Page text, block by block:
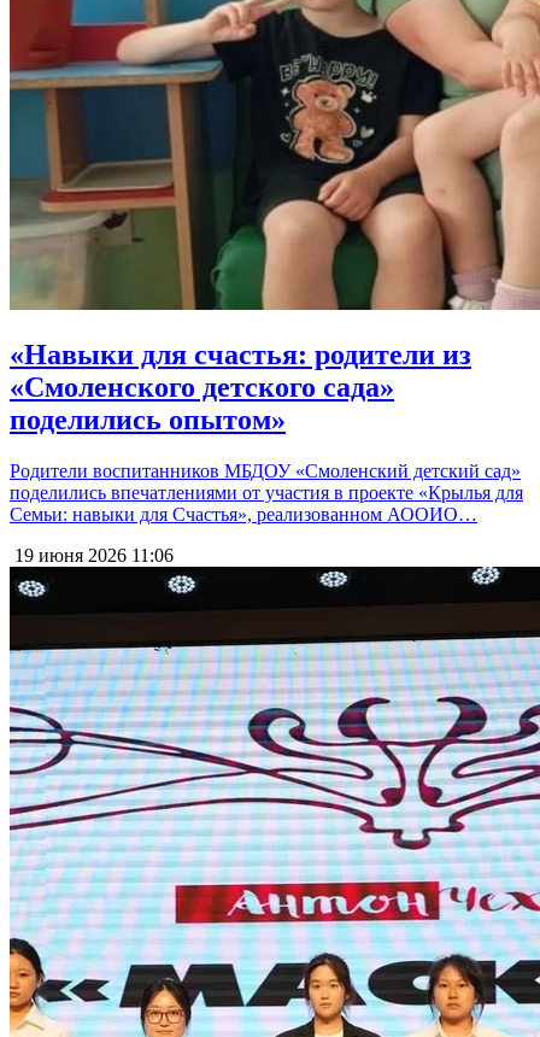
«Навыки для счастья: родители из
«Смоленского детского сада»
поделились опытом»
Родители воспитанников МБДОУ «Смоленский детский сад»
поделились впечатлениями от участия в проекте «Крылья для
Семьи: навыки для Счастья», реализованном АООИО…
19 июня 2026 11:06